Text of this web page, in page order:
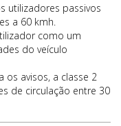
utilizadores passivos
a 60 kmh.
como um
do veículo
os avisos, a classe 2
de circulação entre 30